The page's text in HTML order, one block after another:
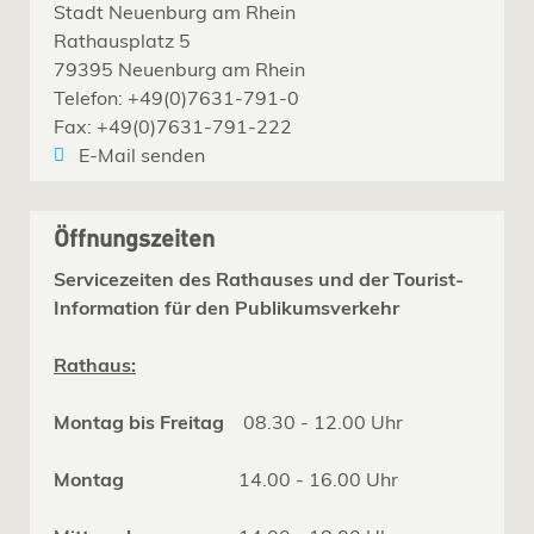
Stadt Neuenburg am Rhein
Rathausplatz 5
79395 Neuenburg am Rhein
Telefon: +49(0)7631-791-0
Fax: +49(0)7631-791-222
E-Mail senden
Öffnungszeiten
Servicezeiten des Rathauses und der Tourist-
Information für den Publikumsverkehr
Rathaus:
Montag bis Freitag 08.30 - 12.00 Uhr
Montag 14.00 - 16.00 Uhr